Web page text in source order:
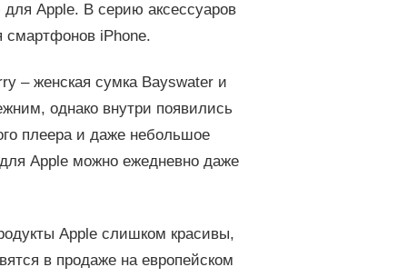
Apple. В серию аксессуаров
смартфонов iPhone.
– женская сумка Bayswater и
однако внутри появились
плеера и даже небольшое
Apple можно ежедневно даже
Apple слишком красивы,
в продаже на европейском